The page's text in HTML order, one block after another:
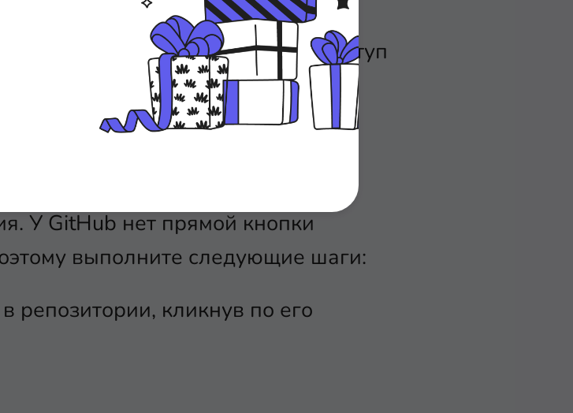
будет загружен на ваш ПК.
архиватора, и вы получите доступ
рассказываем как загрузить
У GitHub нет прямой кнопки
выполните следующие шаги:
кликнув по его